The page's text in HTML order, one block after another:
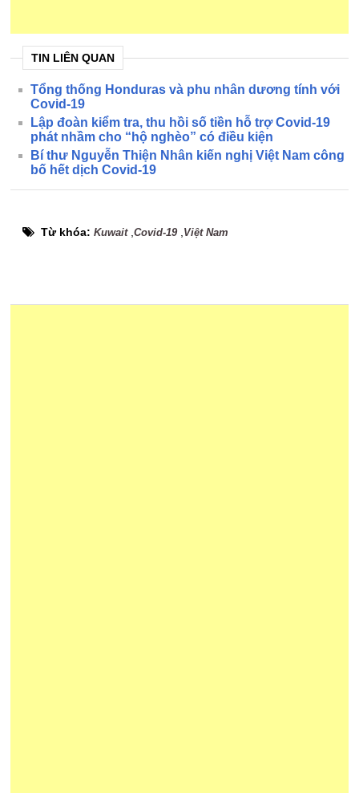
TIN LIÊN QUAN
Tổng thống Honduras và phu nhân dương tính với
Covid-19
Lập đoàn kiểm tra, thu hồi số tiền hỗ trợ Covid-19
phát nhầm cho “hộ nghèo” có điều kiện
Bí thư Nguyễn Thiện Nhân kiến nghị Việt Nam công
bố hết dịch Covid-19
Từ khóa:Kuwait,Covid-19, Việt Nam